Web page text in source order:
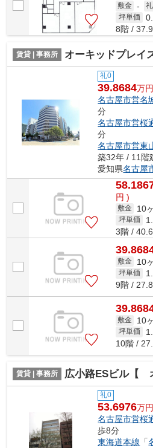
敷金 -
坪単価
8階 /
賃貸 | 事務所 オーキッドプレイス名古屋錦
礼0
39.8684万
名古屋市営名
分
名古屋市営桜
分
名古屋市営東
築32年 / 11階
愛知県名古屋
円 )
敷金 10
坪単価
3階 /
敷金 10
坪単価
9階 /
敷金 10
坪単価
10階 /
賃貸 | 事務所 広小路ESビル【 オ
礼0
53.6976万円
名古屋市営桜
歩8分
東海道本線 「